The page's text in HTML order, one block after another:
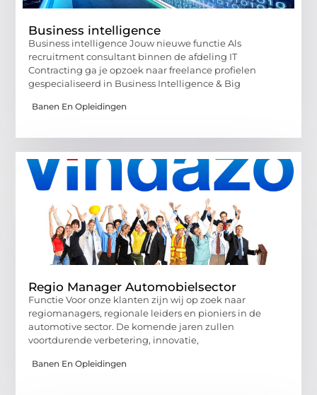
Business intelligence
Business intelligence Jouw nieuwe functie Als
recruitment consultant binnen de afdeling IT
Contracting ga je opzoek naar freelance profielen
gespecialiseerd in Business Intelligence & Big
Banen En Opleidingen
Regio Manager Automobielsector
Functie Voor onze klanten zijn wij op zoek naar
regiomanagers, regionale leiders en pioniers in de
automotive sector. De komende jaren zullen
voortdurende verbetering, innovatie,
Banen En Opleidingen